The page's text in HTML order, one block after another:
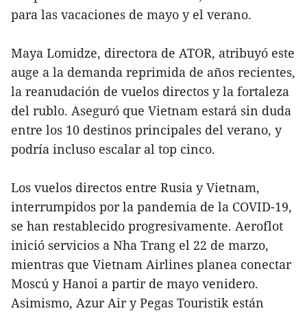
para las vacaciones de mayo y el verano.
Maya Lomidze, directora de ATOR, atribuyó este
auge a la demanda reprimida de años recientes,
la reanudación de vuelos directos y la fortaleza
del rublo. Aseguró que Vietnam estará sin duda
entre los 10 destinos principales del verano, y
podría incluso escalar al top cinco.
Los vuelos directos entre Rusia y Vietnam,
interrumpidos por la pandemia de la COVID-19,
se han restablecido progresivamente. Aeroflot
inició servicios a Nha Trang el 22 de marzo,
mientras que Vietnam Airlines planea conectar
Moscú y Hanoi a partir de mayo venidero.
Asimismo, Azur Air y Pegas Touristik están